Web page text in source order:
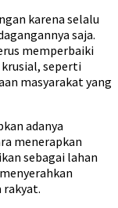
karena selalu
saja.
memperbaiki
seperti
masyarakat yang
adanya
menerapkan
sebagai lahan
rakyat.